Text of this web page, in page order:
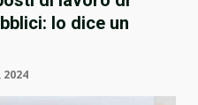
lo dice un